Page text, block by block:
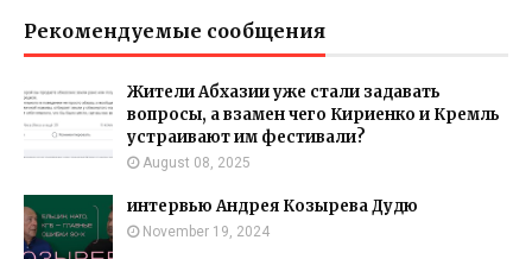
Рекомендуемые сообщения
Жители Абхазии уже стали задавать
вопросы, а взамен чего Кириенко и Кремль
устраивают им фестивали?
August 08, 2025
интервью Андрея Козырева Дудю
November 19, 2024